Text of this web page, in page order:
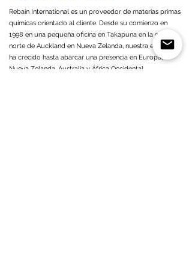
Rebain International es un proveedor de materias primas
químicas orientado al cliente. Desde su comienzo en
1998 en una pequeña oficina en Takapuna en la costa
norte de Auckland en Nueva Zelanda, nuestra empresa
ha crecido hasta abarcar una presencia en Europa,
Nueva Zelanda, Australia y África Occidental.